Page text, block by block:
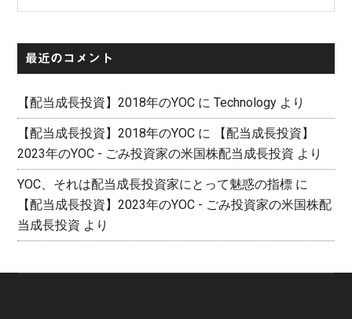
イ
ブ最近のコメント
【配当成長投資】2018年のYOC にTechnology より
【配当成長投資】2018年のYOC に
【配当成長投資】
2023年のYOC - ごみ投資家の米国株配当成長投資 より
YOC、それは配当成長投資家にとって魅惑の指標 に
【配当成長投資】2023年のYOC - ごみ投資家の米国株配
当成長投資 より